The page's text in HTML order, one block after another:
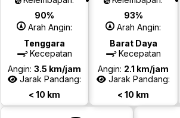
90%
Arah Angin:
Tenggara
Kecepatan
Angin:3.5 km/jam
Jarak Pandang:
< 10 km
93%
Arah Angin:
Barat Daya
Kecepatan
Angin: 2.1 km/jam
Jarak Pandang:
< 10 km